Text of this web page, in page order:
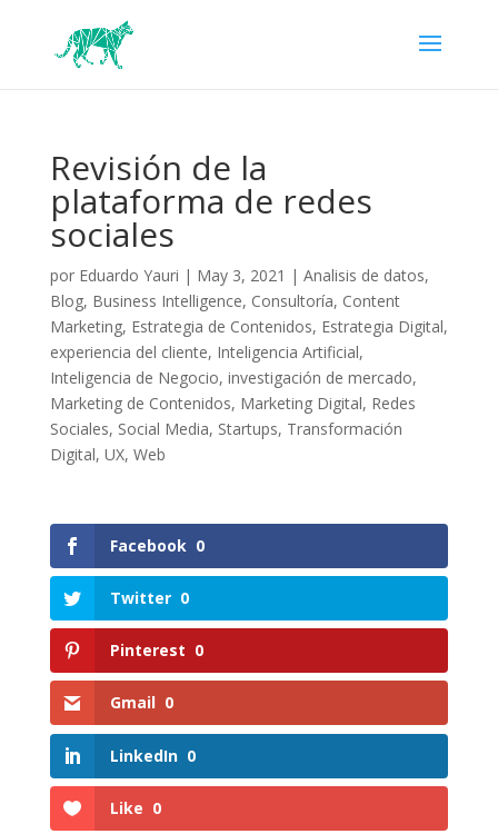
Revisión de la
plataforma de redes
sociales
por Eduardo Yauri | May 3, 2021 | Analisis de datos,
Blog, Business Intelligence, Consultoría, Content
Marketing, Estrategia de Contenidos, Estrategia Digital,
experiencia del cliente, Inteligencia Artificial,
Inteligencia de Negocio, investigación de mercado,
Marketing de Contenidos, Marketing Digital, Redes
Sociales, Social Media, Startups, Transformación
Digital, UX, Web
Facebook 0
Twitter 0
Pinterest 0
Gmail 0
LinkedIn 0
Like 0